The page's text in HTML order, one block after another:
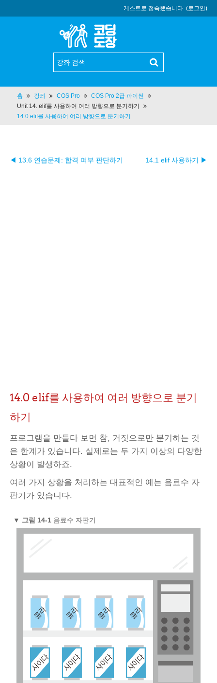
게스트로 접속했습니다. (로그인)
홈 강좌 COS Pro
COS Pro 2급 파이썬
Unit 14. elif를 사용하여 여러 방향으로 분기하기
14.0 elif를 사용하여 여러 방향으로 분기하기
◀ 13.6 연습문제: 합격 여부 판단하기 14.1 elif 사용하기 ▶︎
14.0 elif를 사용하여 여러 방향으로 분기
하기
프로그램을 만들다 보면 참, 거짓으로만 분기하는 것
은 한계가 있습니다. 실제로는 두 가지 이상의 다양한
상황이 발생하죠.
여러 가지 상황을 처리하는 대표적인 예는 음료수 자
판기가 있습니다.
▼ 그림 14-1음료수 자판기